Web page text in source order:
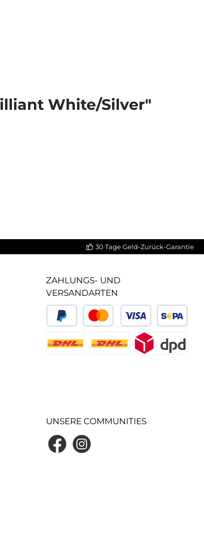
White/Silver"
30 Tage Geld-Zurück-Garantie
ZAHLUNGS- UND
VERSANDARTEN
UNSERE COMMUNITIES